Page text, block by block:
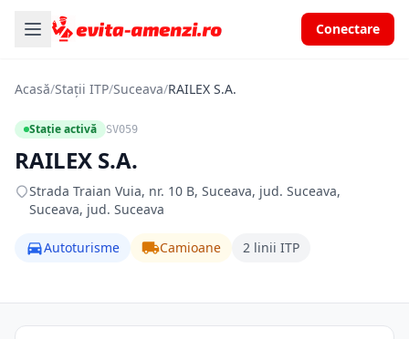
Conectare
Acasă/Stații ITP/Suceava/RAILEX S.A.
Stație activă SV059
RAILEX S.A.
Strada Traian Vuia, nr. 10 B, Suceava, jud. Suceava,
Suceava, jud. Suceava
Autoturisme Camioane 2 linii ITP